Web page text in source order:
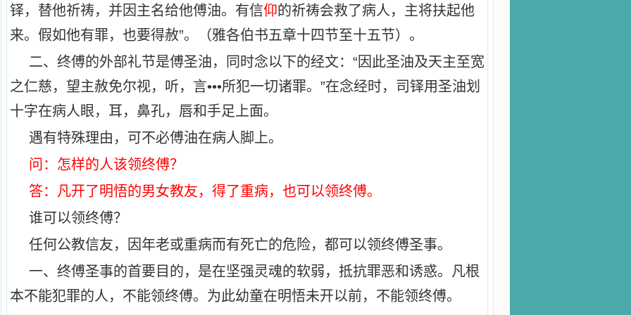
铎，替他祈祷，并因主名给他傅油。有信仰的祈祷会救了病人，主将扶起他
来。假如他有罪，也要得赦”。（雅各伯书五章十四节至十五节）。
二、终傅的外部礼节是傅圣油，同时念以下的经文：“因此圣油及天主至宽
之仁慈，望主赦免尔视，听，言•••所犯一切诸罪。”在念经时，司铎用圣油划
十字在病人眼，耳，鼻孔，唇和手足上面。
遇有特殊理由，可不必傅油在病人脚上。
问：怎样的人该领终傅？
答：凡开了明悟的男女教友，得了重病，也可以领终傅。
谁可以领终傅？
任何公教信友，因年老或重病而有死亡的危险，都可以领终傅圣事。
一、终傅圣事的首要目的，是在坚强灵魂的软弱，抵抗罪恶和诱惑。凡根
本不能犯罪的人，不能领终傅。为此幼童在明悟未开以前，不能领终傅。